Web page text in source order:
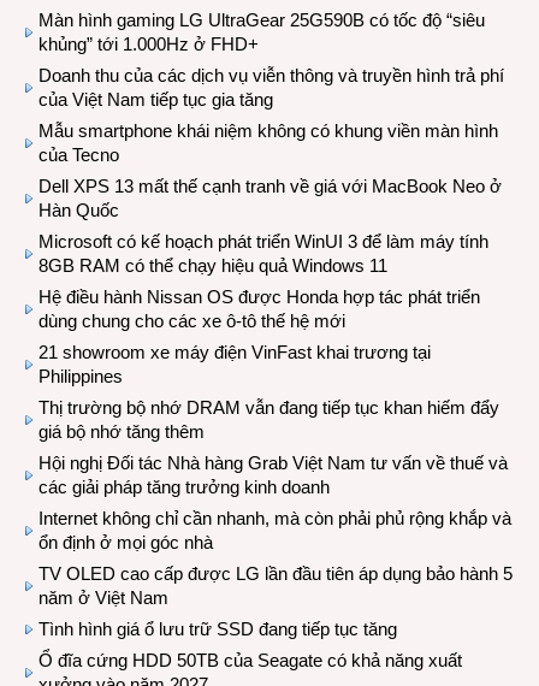
Màn hình gaming LG UltraGear 25G590B có tốc độ “siêu
khủng” tới 1.000Hz ở FHD+
Doanh thu của các dịch vụ viễn thông và truyền hình trả phí
của Việt Nam tiếp tục gia tăng
Mẫu smartphone khái niệm không có khung viền màn hình
của Tecno
Dell XPS 13 mất thế cạnh tranh về giá với MacBook Neo ở
Hàn Quốc
Microsoft có kế hoạch phát triển WinUI 3 để làm máy tính
8GB RAM có thể chạy hiệu quả Windows 11
Hệ điều hành Nissan OS được Honda hợp tác phát triển
dùng chung cho các xe ô-tô thế hệ mới
21 showroom xe máy điện VinFast khai trương tại
Philippines
Thị trường bộ nhớ DRAM vẫn đang tiếp tục khan hiếm đẩy
giá bộ nhớ tăng thêm
Hội nghị Đối tác Nhà hàng Grab Việt Nam tư vấn về thuế và
các giải pháp tăng trưởng kinh doanh
Internet không chỉ cần nhanh, mà còn phải phủ rộng khắp và
ổn định ở mọi góc nhà
TV OLED cao cấp được LG lần đầu tiên áp dụng bảo hành 5
năm ở Việt Nam
Tình hình giá ổ lưu trữ SSD đang tiếp tục tăng
Ổ đĩa cứng HDD 50TB của Seagate có khả năng xuất